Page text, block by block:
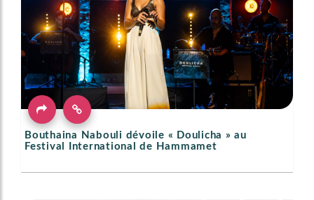
Bouthaina Nabouli dévoile « Doulicha » au
Festival International de Hammamet